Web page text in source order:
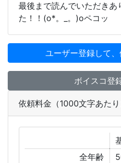
最後まで読んでいただきあ
た！！(o*。_。)oペコッ
ユーザー登録して
ボイスコ登
依頼料金（1000文字あたり
全年齢